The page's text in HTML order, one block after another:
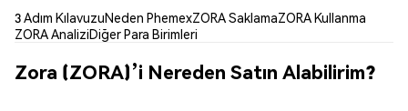
3 Adım KılavuzuNeden PhemexZORA SaklamaZORA Kullanma
ZORA AnaliziDiğer Para Birimleri
Zora (ZORA)’i Nereden Satın Alabilirim?